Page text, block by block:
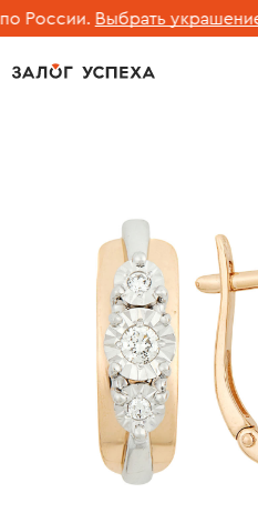
России. Выбрать украшение